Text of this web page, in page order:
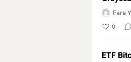
Fara
0
ETF